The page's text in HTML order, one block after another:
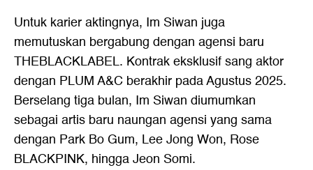
Untuk karier aktingnya, Im Siwan juga
memutuskan bergabung dengan agensi baru
THEBLACKLABEL. Kontrak eksklusif sang aktor
dengan PLUM A&C berakhir pada Agustus 2025.
Berselang tiga bulan, Im Siwan diumumkan
sebagai artis baru naungan agensi yang sama
dengan Park Bo Gum, Lee Jong Won, Rose
BLACKPINK, hingga Jeon Somi.